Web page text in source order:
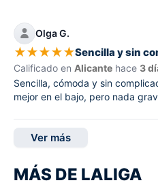
Olga G.
★★★★★Sencilla y sin
Calificado en Alicante hace 3
Sencilla, cómoda y sin
mejor en el bajo, pero nada
Ver más
MÁS DE LALIGA